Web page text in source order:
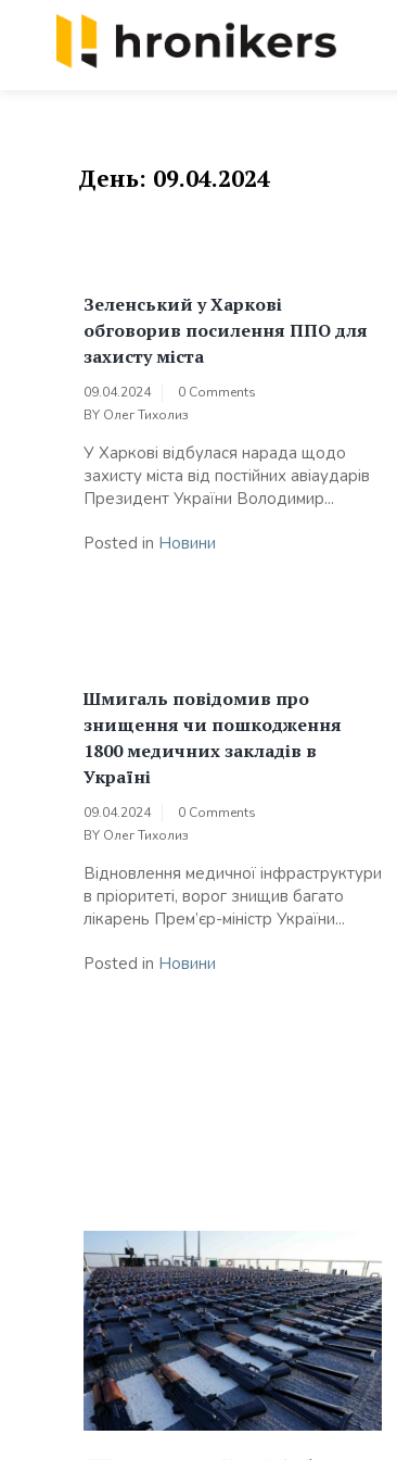
День: 09.04.2024
Зеленський у Харкові
обговорив посилення ППО для
захисту міста
09.04.2024
0 Comments
BY Олег Тихолиз
У Харкові відбулася нарада щодо
захисту міста від постійних авіаударів
Президент України Володимир...
Posted in Новини
Шмигаль повідомив про
знищення чи пошкодження
1800 медичних закладів в
Україні
09.04.2024
0 Comments
BY Олег Тихолиз
Відновлення медичної інфраструктури
в пріоритеті, ворог знищив багато
лікарень Прем’єр-міністр України...
Posted in Новини